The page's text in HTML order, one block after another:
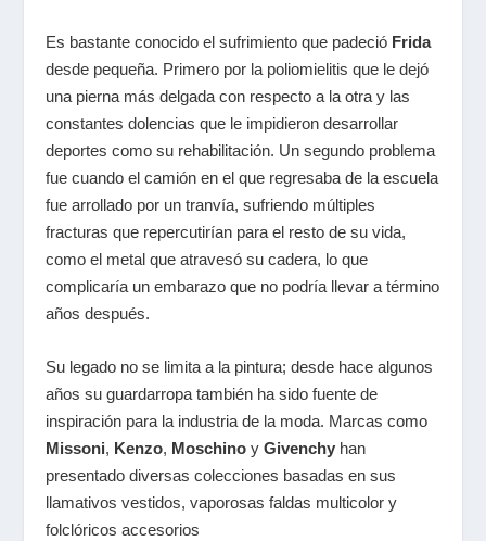
Es bastante conocido el sufrimiento que padeció Frida
desde pequeña. Primero por la poliomielitis que le dejó
una pierna más delgada con respecto a la otra y las
constantes dolencias que le impidieron desarrollar
deportes como su rehabilitación. Un segundo problema
fue cuando el camión en el que regresaba de la escuela
fue arrollado por un tranvía, sufriendo múltiples
fracturas que repercutirían para el resto de su vida,
como el metal que atravesó su cadera, lo que
complicaría un embarazo que no podría llevar a término
años después.
Su legado no se limita a la pintura; desde hace algunos
años su guardarropa también ha sido fuente de
inspiración para la industria de la moda. Marcas como
Missoni, Kenzo, Moschino yGivenchy han
presentado diversas colecciones basadas en sus
llamativos vestidos, vaporosas faldas multicolor y
folclóricos accesorios